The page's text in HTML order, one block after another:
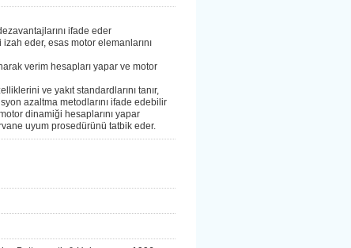
ifade eder
eder, esas motor elemanlarını
verim hesapları yapar ve motor
ve yakıt standardlarını tanır,
azaltma metodlarını ifade edebilir
dinamiği hesaplarını yapar
uyum prosedürünü tatbik eder.